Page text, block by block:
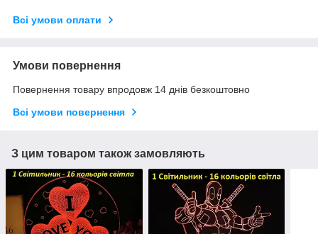
Всі умови оплати
Умови повернення
Повернення товару впродовж 14 днів безкоштовно
Всі умови повернення
З цим товаром також замовляють